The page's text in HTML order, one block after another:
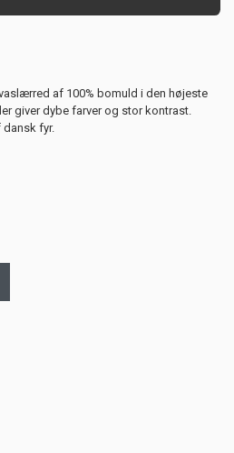
af 100% bomuld i den højeste
giver dybe farver og stor kontrast.
dansk fyr.